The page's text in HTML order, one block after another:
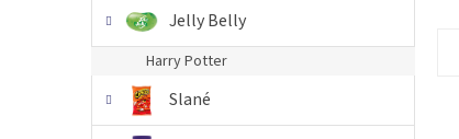
Jelly Belly
Harry Potter
Slané